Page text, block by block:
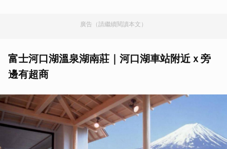
廣告（請繼續閱讀本文）
富士河口湖溫泉湖南莊｜河口湖車站附近ｘ旁
邊有超商